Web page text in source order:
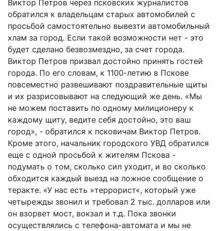
Виктор Петров через псковских журналистов
обратился к владельцам старых автомобилей с
просьбой самостоятельно вывезти автомобильный
хлам за город. Если такой возможности нет - это
будет сделано безвозмездно, за счет города.
Виктор Петров призвал достойно принять гостей
города. По его словам, к 1100-летию в Пскове
повсеместно развешивают поздравительные щиты
и их разрисовывают на следующий же день. «Мы
не можем поставить по одному милиционеру к
каждому щиту, ведите себя достойно, это ваш
город», - обратился к псковичам Виктор Петров.
Кроме этого, начальник городского УВД обратился
еще с одной просьбой к жителям Пскова -
подумать о том, сколько сил уходит, и во сколько
обходится каждый выезд на ложное сообщение о
теракте. «У нас есть »террорист«, который уже
четырежды звонил и требовал 2 тыс. долларов или
он взорвет мост, вокзал и т.д. Пока звонки
осуществлялись с телефона-автомата и мы не